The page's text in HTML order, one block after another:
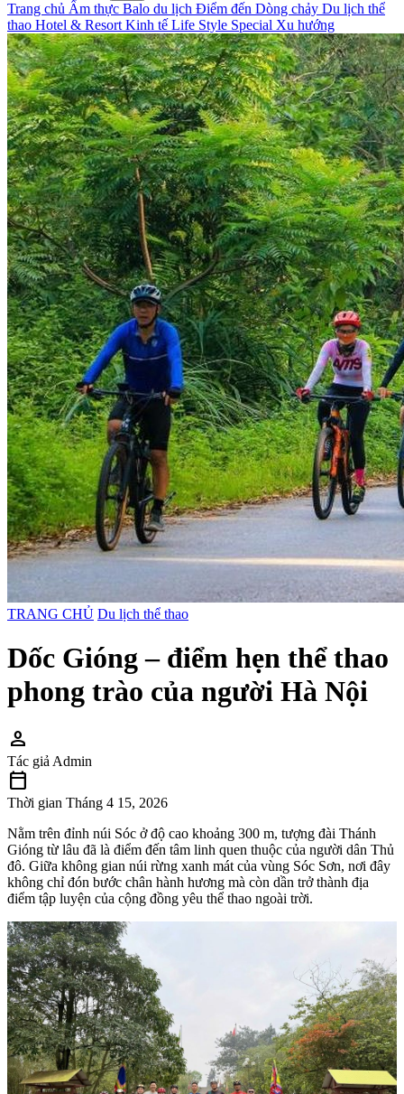
Trang chủ Ẩm thực Balo du lịch Điểm đến Dòng chảy Du lịch thể
thao Hotel & Resort Kinh tế Life Style Special Xu hướng
TRANG CHỦ Du lịch thể thao
Dốc Gióng – điểm hẹn thể thao
phong trào của người Hà Nội
person
Tác giả Admin
calendar_today
Thời gian Tháng 4 15, 2026
Nằm trên đỉnh núi Sóc ở độ cao khoảng 300 m, tượng đài Thánh
Gióng từ lâu đã là điểm đến tâm linh quen thuộc của người dân Thủ
đô. Giữa không gian núi rừng xanh mát của vùng Sóc Sơn, nơi đây
không chỉ đón bước chân hành hương mà còn dần trở thành địa
điểm tập luyện của cộng đồng yêu thể thao ngoài trời.